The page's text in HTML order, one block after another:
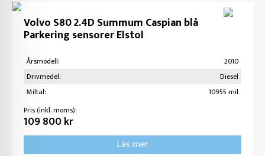
Volvo S80 2.4D Summum Caspian blå
Parkering sensorer Elstol
Årsmodell:
2010
Drivmedel:
Diesel
Miltal:
10955 mil
Pris (inkl. moms):
109 800 kr
Läs mer